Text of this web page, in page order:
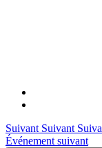
Suivant Suivant
Événement suivant